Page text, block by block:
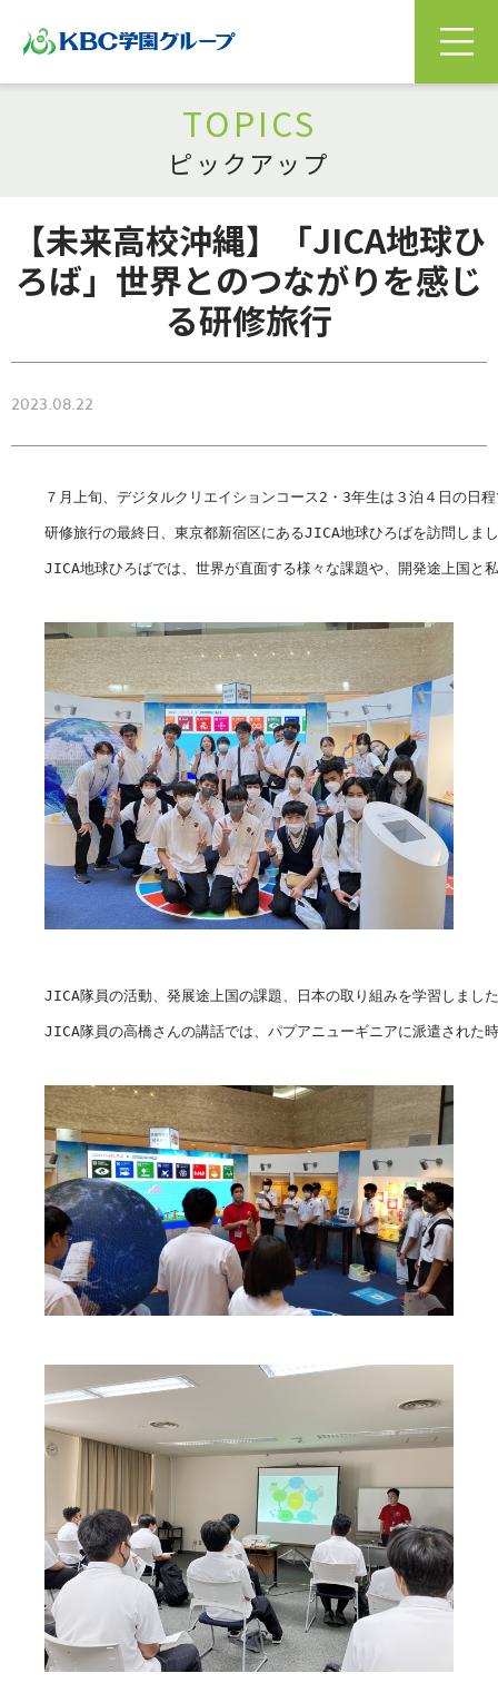
TOPICS
ピックアップ
【未来高校沖縄】「JICA地球ひ
ろば」世界とのつながりを感じ
る研修旅行
2023.08.22
７月上旬、デジタルクリエイションコース2・3年生は３泊４日の日
研修旅行の最終日、東京都新宿区にあるJICA地球ひろばを訪問しま
JICA地球ひろばでは、世界が直面する様々な課題や、開発途上国と
JICA隊員の活動、発展途上国の課題、日本の取り組みを学習しまし
JICA隊員の高橋さんの講話では、パプアニューギニアに派遣された